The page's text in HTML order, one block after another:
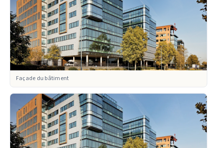
Façade du bâtiment